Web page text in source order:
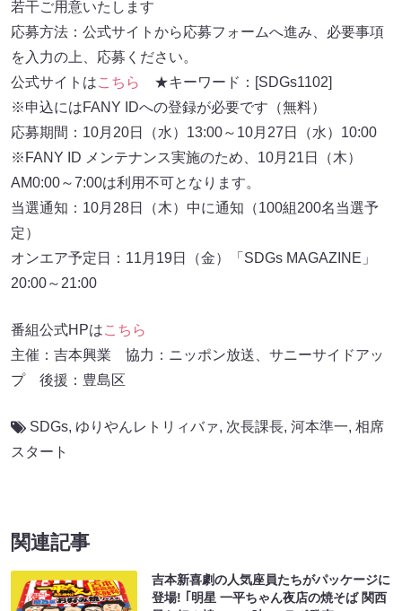
若干ご用意いたします
応募方法：公式サイトから応募フォームへ進み、必要事項
を入力の上、応募ください。
公式サイトはこちら
★キーワード：[SDGs1102]
※申込にはFANY IDへの登録が必要です（無料）
応募期間：10月20日（水）13:00～10月27日（水）10:00
※FANY ID メンテナンス実施のため、10月21日（木）
AM0:00～7:00は利用不可となります。
当選通知：10月28日（木）中に通知（100組200名当選予
定）
オンエア予定日：11月19日（金）「SDGs MAGAZINE」
20:00～21:00
番組公式HPはこちら
主催：吉本興業 協力：ニッポン放送、サニーサイドアッ
プ 後援：豊島区
SDGs, ゆりやんレトリィバァ, 次長課長, 河本準一, 相席
スタート
関連記事
吉本新喜劇の人気座員たちがパッケージに
登場! ｢明星 一平ちゃん夜店の焼そば 関西